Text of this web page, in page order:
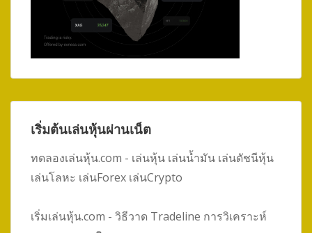
เริ่มต้นเล่นหุ้นผ่านเน็ต
ทดลองเล่นหุ้น.com - เล่นหุ้น เล่นน้ำมัน เล่นดัชนีหุ้น
เล่นโลหะ เล่นForex เล่นCrypto
เริ่มเล่นหุ้น.com - วิธีวาด Tradeline การวิเคราะห์